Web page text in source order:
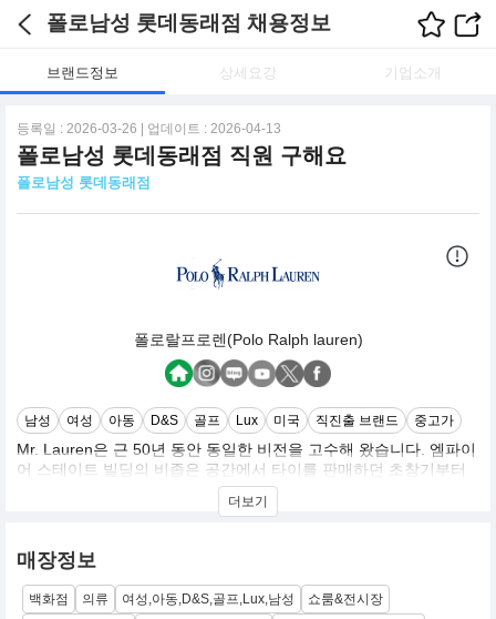
폴로남성 롯데동래점 채용정보
브랜드정보 상세요강 기업소개
등록일 : 2026-03-26 | 업데이트 : 2026-04-13
폴로남성 롯데동래점 직원 구해요
폴로남성 롯데동래점
폴로랄프로렌(Polo Ralph lauren)
남성 여성 아동 D&S 골프 Lux 미국 직진출 브랜드 중고가
Mr. Lauren은 근 50년 동안 동일한 비전을 고수해 왔습니다. 엠파이
어 스테이트 빌딩의 비좁은 공간에서 타이를 판매하던 초창기부터
글로벌 패션 브랜드의 네트워크를 이룩한 오늘날까지, 그의 비전은
한결같습니다. 이러한 그의 열정만으로 이제 랄프 로렌은 명실공히
게 되었습니다. 의류와 액세서리, 홈 인테리어 아이템과 향수에 이르
기까지, 디자인과 마케팅, 유통 부문에서, 랄프 로렌은 독보적인 입
지를 자랑합니다. 오늘날 랄프 로렌은 타임리스 디자인과 완벽한 퀄
리티, 섬세한 디테일의 대명사가 되었습니다.
더보기
매장정보
백화점 의류 여성,아동,D&S,골프,Lux,남성
쇼룸&전시장